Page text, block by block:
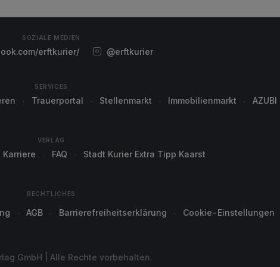
SOZIALE MEDIEN
erftkurier/ @erftkurier
SERVICES
Trauerportal Stellenmarkt Immobilienmarkt AZUBI
VERLAG
Karriere FAQ Stadt Kurier Extra Tipp Kaarst
RECHTLICHES
AGB Barrierefreiheitserklärung Cookie-Einstellungen
GmbH | Alle Rechte vorbehalten.